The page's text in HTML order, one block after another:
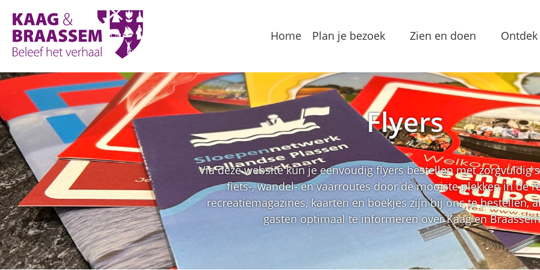
Home Plan je bezoek
Bereikbaarheid
Toeristeninformatie
Overnachten
Groepslocaties
Voorzieningen
Zien en doen
Arrangementen
Bezienswaardigheden
Eten & Drinken
Routes
Streekproducten
Vermaak
Waterrecreatie
In de
Flyers
Via deze website kun je eenvoudig flyers bestellen met zorgvuldig
fiets-, wandel- en vaarroutes door de mooiste plekken in de
recreatiemagazines, kaarten en boekjes zijn bij ons te bestellen,
gasten optimaal te informeren over Kaag en